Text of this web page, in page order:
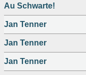
Au Schwarte!
Jan Tenner
Jan Tenner
Jan Tenner